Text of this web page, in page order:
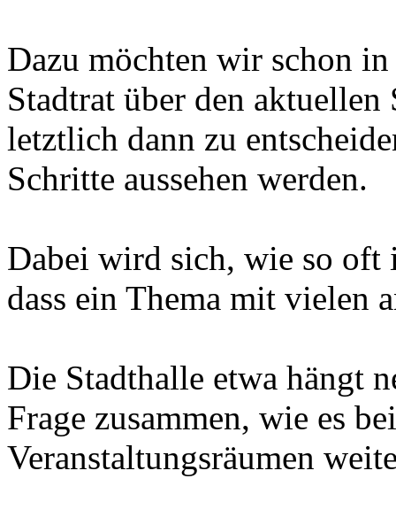
Dazu möchten wir schon
Stadtrat über den
letztlich dann zu
Schritte aussehen werden.
Dabei wird sich, wie so
dass ein Thema mit vielen
Die Stadthalle etwa hängt
Frage zusammen, wie es
Veranstaltungsräumen